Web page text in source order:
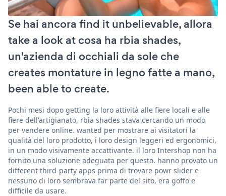
Se hai ancora find it unbelievable, allora
take a look at cosa ha rbia shades,
un'azienda di occhiali da sole che
creates montature in legno fatte a mano,
been able to create.
Pochi mesi dopo getting la loro attività alle fiere locali e alle
fiere dell'artigianato, rbia shades stava cercando un modo
per vendere online. wanted per mostrare ai visitatori la
qualità del loro prodotto, i loro design leggeri ed ergonomici,
in un modo visivamente accattivante. il loro Intershop non ha
fornito una soluzione adeguata per questo. hanno provato un
different third-party apps prima di trovare powr slider e
nessuno di loro sembrava far parte del sito, era goffo e
difficile da usare.